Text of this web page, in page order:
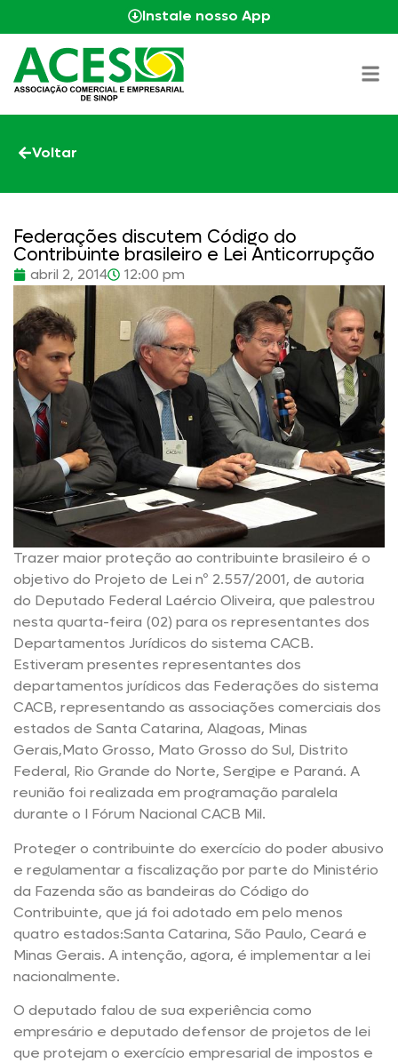
Instale nosso App
Voltar
Federações discutem Código do
Contribuinte brasileiro e Lei Anticorrupção
abril 2, 2014 12:00 pm
Trazer maior proteção ao contribuinte brasileiro é o
objetivo do Projeto de Lei nº 2.557/2001, de autoria
do Deputado Federal Laércio Oliveira, que palestrou
nesta quarta-feira (02) para os representantes dos
Departamentos Jurídicos do sistema CACB.
Estiveram presentes representantes dos
departamentos jurídicos das Federações do sistema
CACB, representando as associações comerciais dos
estados de Santa Catarina, Alagoas, Minas
Gerais,Mato Grosso, Mato Grosso do Sul, Distrito
Federal, Rio Grande do Norte, Sergipe e Paraná. A
reunião foi realizada em programação paralela
durante o I Fórum Nacional CACB Mil.
Proteger o contribuinte do exercício do poder abusivo
e regulamentar a fiscalização por parte do Ministério
da Fazenda são as bandeiras do Código do
Contribuinte, que já foi adotado em pelo menos
quatro estados:Santa Catarina, São Paulo, Ceará e
Minas Gerais. A intenção, agora, é implementar a lei
nacionalmente.
O deputado falou de sua experiência como
empresário e deputado defensor de projetos de lei
que protejam o exercício empresarial de impostos e